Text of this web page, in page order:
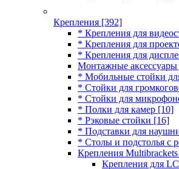
Крепления [392]
* Крепления для
* Крепления для
* Крепления для
Монтажные
* Мобильные стойки
* Стойки для
* Стойки для
* Полки для камер [10]
* Рэковые стойки [16]
* Подставки для
* Столы и подстолья с
Крепления Multibrackets
Крепления для